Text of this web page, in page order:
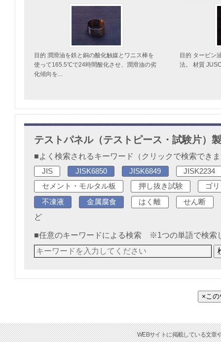
目的 潤滑油を鉄と銅の酸化触媒とワニス棒を
使って165.5℃で24時間酸化させ、潤滑油の劣
化傾向を...
目的 タービン
法。 材質
テストパネル（テストピース・試験片）
■よく検索されるキーワード（クリックで検索で
JIS JISK6850 JISK6849
JISK2234
セメント・モルタル板
押し抜き試験 ゴ
不凍液 金属腐食 はく離 せん断
ど
■任意のキーワードによる検索 ※1つの単語で検索
×こ